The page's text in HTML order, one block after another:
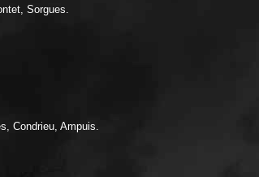
Sorgues.
Condrieu, Ampuis.